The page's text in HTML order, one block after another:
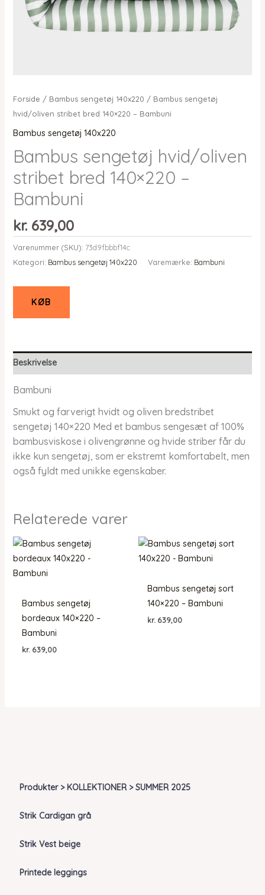
Produkter > KOLLEKTIONER > SUMMER 2025
Strik Cardigan grå
Strik Vest beige
Printede leggings
Forside / Bambus sengetøj 140x220 / Bambus sengetøj
hvid/oliven stribet bred 140×220 – Bambuni
Bambus sengetøj 140x220
Bambus sengetøj hvid/oliven
stribet bred 140×220 –
Bambuni
kr.639,00
Varenummer (SKU): 73d9fbbbf14c
Kategori: Bambus sengetøj 140x220 Varemærke: Bambuni
KØB
Beskrivelse
Bambuni
Smukt og farverigt hvidt og oliven bredstribet
sengetøj 140×220 Med et bambus sengesæt af 100%
bambusviskose i olivengrønne og hvide striber får du
ikke kun sengetøj, som er ekstremt komfortabelt, men
også fyldt med unikke egenskaber.
Relaterede varer
Bambus sengetøj
bordeaux 140×220 –
Bambuni
kr.639,00
Bambus sengetøj sort
140×220 – Bambuni
kr. 639,00